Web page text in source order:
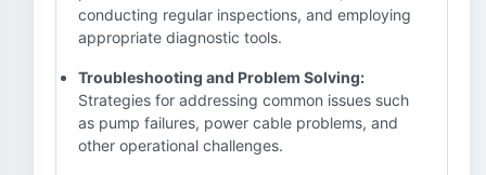
conducting regular inspections, and employing
appropriate diagnostic tools.
Troubleshooting and Problem Solving:
Strategies for addressing common issues such
as pump failures, power cable problems, and
other operational challenges.